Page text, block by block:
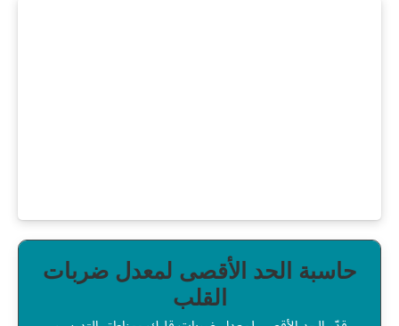
حاسبة الحد الأقصى لمعدل ضربات
القلب